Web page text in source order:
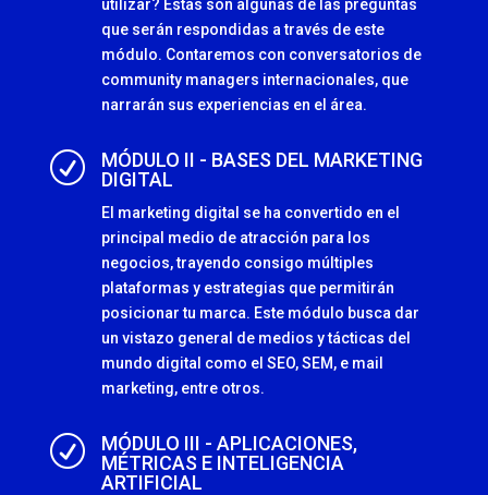
utilizar? Estas son algunas de las preguntas
que serán respondidas a través de este
módulo. Contaremos con conversatorios de
community managers internacionales, que
narrarán sus experiencias en el área.
R
MÓDULO II - BASES DEL MARKETING
DIGITAL
El marketing digital se ha convertido en el
principal medio de atracción para los
negocios, trayendo consigo múltiples
plataformas y estrategias que permitirán
posicionar tu marca. Este módulo busca dar
un vistazo general de medios y tácticas del
mundo digital como el SEO, SEM, e mail
marketing, entre otros.
R
MÓDULO III - APLICACIONES,
MÉTRICAS E INTELIGENCIA
ARTIFICIAL